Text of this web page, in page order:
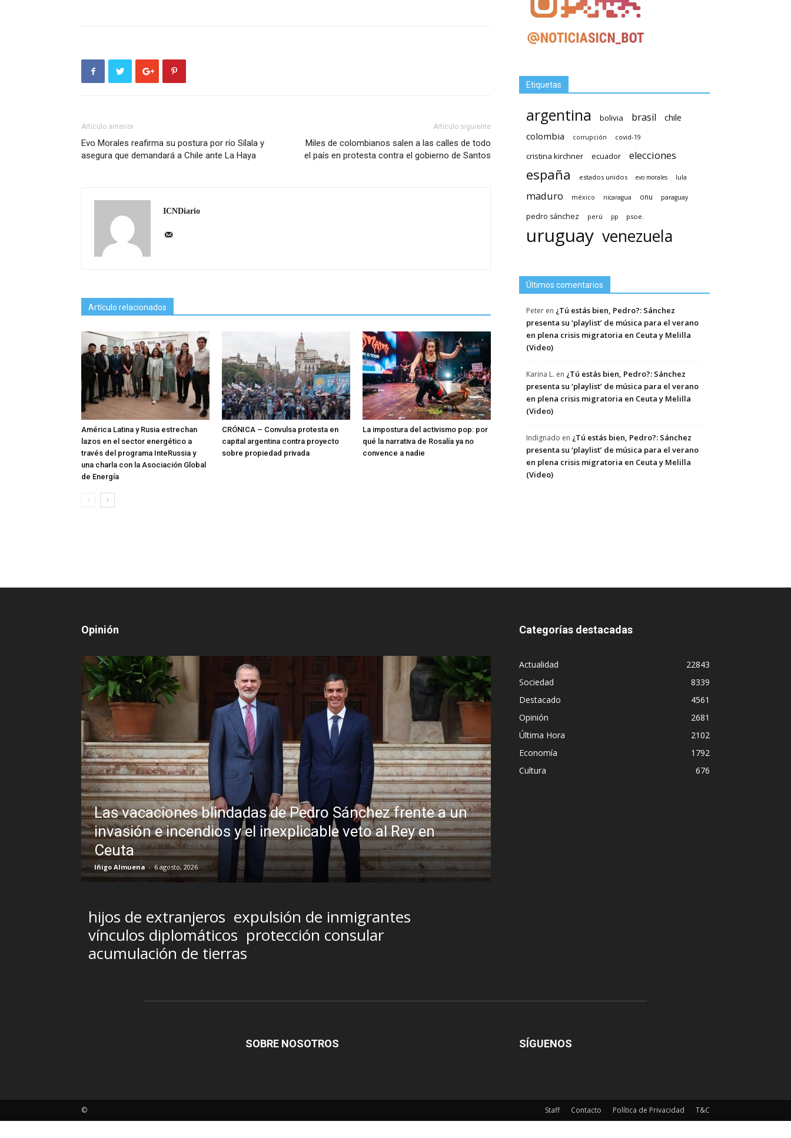
Artículo anterior
Evo Morales reafirma su postura por río Sílala y
asegura que demandará a Chile ante La Haya
Artículo siguiente
Miles de colombianos salen a las calles de todo
el país en protesta contra el gobierno de Santos
ICNDiario
Artículo relacionados
América Latina y Rusia estrechan
lazos en el sector energético a
través del programa InteRussia y
una charla con la Asociación Global
de Energía
CRÓNICA – Convulsa protesta en
capital argentina contra proyecto
sobre propiedad privada
La impostura del activismo pop: por
qué la narrativa de Rosalía ya no
convence a nadie
Etiquetas
argentina bolivia brasil
chile
colombia
corrupción covid-19
cristina kirchner ecuador elecciones
españa estados unidos evo morales lula
maduro méxico nicaragua onu paraguay
pedro sánchez perú pp psoe.
uruguay venezuela
Últimos comentarios
Peter en ¿Tú estás bien, Pedro?: Sánchez
presenta su ‘playlist’ de música para el verano
en plena crisis migratoria en Ceuta y Melilla
(Video)
Karina L. en ¿Tú estás bien, Pedro?: Sánchez
presenta su ‘playlist’ de música para el verano
en plena crisis migratoria en Ceuta y Melilla
(Video)
Indignado en ¿Tú estás bien, Pedro?: Sánchez
presenta su ‘playlist’ de música para el verano
en plena crisis migratoria en Ceuta y Melilla
(Video)
Opinión
Las vacaciones blindadas de Pedro Sánchez frente a un
invasión e incendios y el inexplicable veto al Rey en
Ceuta
Iñigo Almuena - 6 agosto, 2026
hijos de extranjeros expulsión de inmigrantes
vínculos diplomáticos protección consular
acumulación de tierras
Categorías destacadas
Actualidad
22843
Sociedad
8339
Destacado
4561
Opinión
2681
Última Hora
2102
Economía
1792
Cultura
676
SOBRE NOSOTROS SÍGUENOS
Staff Contacto Política de Privacidad T&C
©